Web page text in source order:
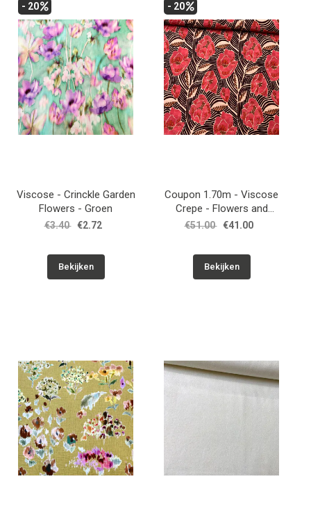
- 20
Viscose - Crinckle Garden
Flowers - Groen
€3.40 €2.72
Bekijken
- 20
Coupon 1.70m - Viscose
Crepe - Flowers and
Waves - Zalmroze
€51.00 €41.00
Bekijken